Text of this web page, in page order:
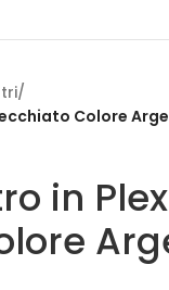
/
Colore
in